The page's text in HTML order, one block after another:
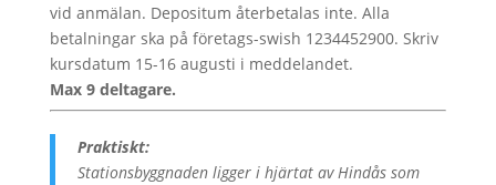
vid anmälan. Depositum återbetalas inte. Alla
betalningar ska på företags-swish 1234452900. Skriv
kursdatum 15-16 augusti i meddelandet.
Max 9 deltagare.
Praktiskt:
Stationsbyggnaden ligger i hjärtat av Hindås som